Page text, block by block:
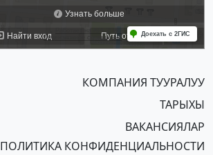
КОМПАНИЯ ТУУРАЛУУ
ТАРЫХЫ
ВАКАНСИЯЛАР
ПОЛИТИКА КОНФИДЕНЦИАЛЬНОСТИ